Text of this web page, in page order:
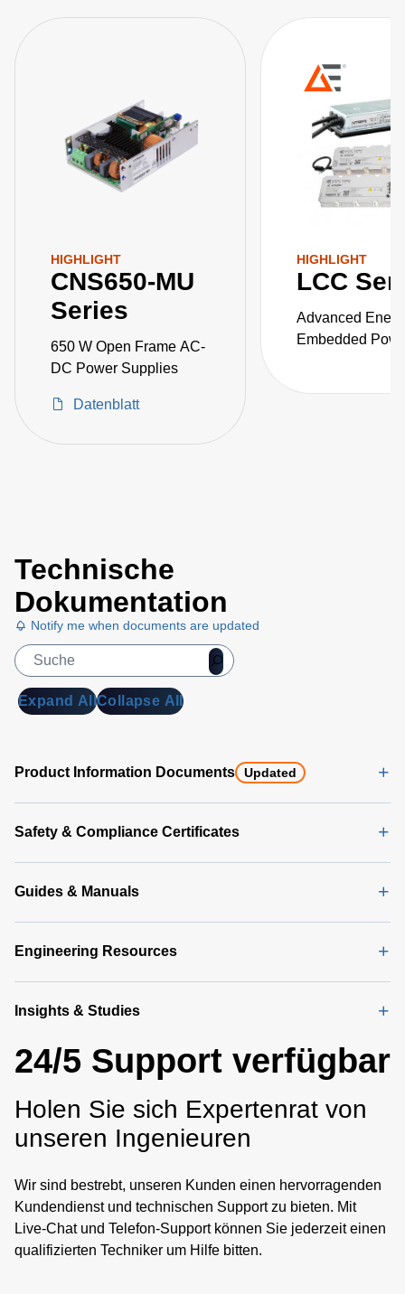
HIGHLIGHT
CNS650-MU
Series
650 W Open Frame AC-
DC Power Supplies
Datenblatt
HIGHLIGHT
LCC
Advanced
Embedded
Technische
Dokumentation
Notify me when documents are updated
Expand AllCollapse All
Product Information Documents Updated
Safety & Compliance Certificates
Guides & Manuals
Engineering Resources
Insights & Studies
24/5 Support verfügbar
Holen Sie sich Expertenrat von
unseren Ingenieuren
Wir sind bestrebt, unseren Kunden einen hervorragenden
Kundendienst und technischen Support zu bieten. Mit
Live-Chat und Telefon-Support können Sie jederzeit einen
qualifizierten Techniker um Hilfe bitten.